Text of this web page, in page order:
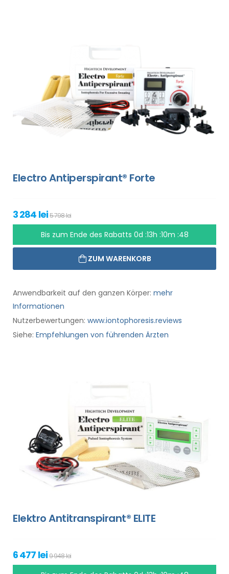
Electro Antiperspirant® Forte
3 284 lei5 798 lei
Bis zum Ende des Rabatts 0d :13h :10m :47
ZUM WARENKORB
Anwendbarkeit auf den ganzen Körper: mehr
Informationen
Nutzerbewertungen: www.iontophoresis.reviews
Siehe: Empfehlungen von führenden Ärzten
Elektro Antitranspirant® ELITE
6 477 lei9 948 lei